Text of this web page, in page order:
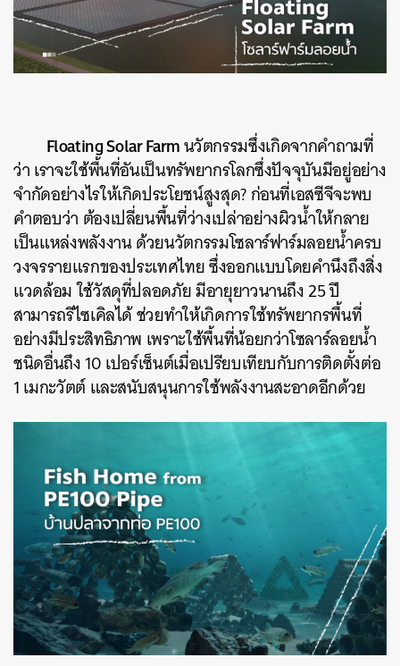
Floating Solar Farmนวัตกรรมซึ่งเกิดจากคำถามที่
ว่า เราจะใช้พื้นที่อันเป็นทรัพยากรโลกซึ่งปัจจุบันมีอยู่อย่าง
จำกัดอย่างไรให้เกิดประโยชน์สูงสุด? ก่อนที่เอสซีจีจะพบ
คำตอบว่า ต้องเปลี่ยนพื้นที่ว่างเปล่าอย่างผิวน้ำให้กลาย
เป็นแหล่งพลังงาน ด้วยนวัตกรรมโซลาร์ฟาร์มลอยน้ำครบ
วงจรรายแรกของประเทศไทย ซึ่งออกแบบโดยคำนึงถึงสิ่ง
แวดล้อม ใช้วัสดุที่ปลอดภัย มีอายุยาวนานถึง 25 ปี
สามารถรีไซเคิลได้ ช่วยทำให้เกิดการใช้ทรัพยากรพื้นที่
อย่างมีประสิทธิภาพ เพราะใช้พื้นที่น้อยกว่าโซลาร์ลอยน้ำ
ชนิดอื่นถึง 10 เปอร์เซ็นต์เมื่อเปรียบเทียบกับการติดตั้งต่อ
1 เมกะวัตต์ และสนับสนุนการใช้พลังงานสะอาดอีกด้วย